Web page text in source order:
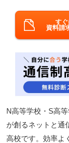
す
資料請
N高等学校・S高
が創るネットと通
高校です。効率よ